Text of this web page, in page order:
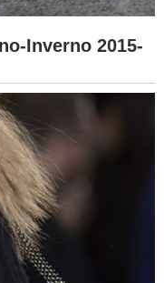
Inverno 2015-